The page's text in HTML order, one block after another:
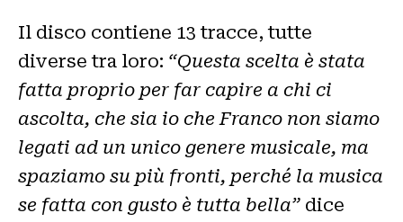
Il disco contiene 13 tracce, tutte
diverse tra loro: “Questa scelta è stata
fatta proprio per far capire a chi ci
ascolta, che sia io che Franco non siamo
legati ad un unico genere musicale, ma
spaziamo su più fronti, perché la musica
se fatta con gusto è tutta bella” dice